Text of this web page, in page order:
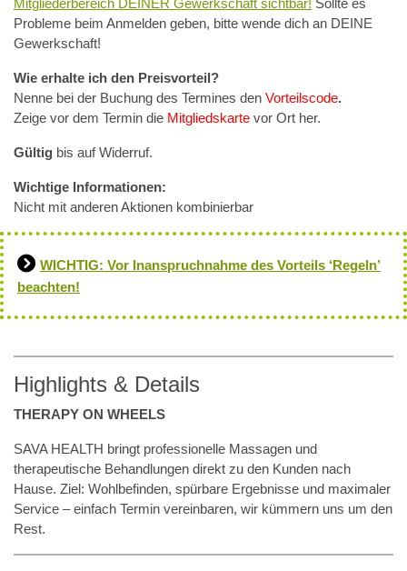
Mitgliederbereich DEINER Gewerkschaft sichtbar! Sollte es
Probleme beim Anmelden geben, bitte wende dich an DEINE
Gewerkschaft!
Wie erhalte ich den Preisvorteil?
Nenne bei der Buchung des Termines den Vorteilscode.
Zeige vor dem Termin die Mitgliedskarte vor Ort her.
Gültig bis auf Widerruf.
Wichtige Informationen:
Nicht mit anderen Aktionen kombinierbar
WICHTIG: Vor Inanspruchnahme des Vorteils ‘Regeln’
beachten!
Highlights & Details
THERAPY ON WHEELS
SAVA HEALTH bringt professionelle Massagen und
therapeutische Behandlungen direkt zu den Kunden nach
Hause. Ziel: Wohlbefinden, spürbare Ergebnisse und maximaler
Service – einfach Termin vereinbaren, wir kümmern uns um den
Rest.